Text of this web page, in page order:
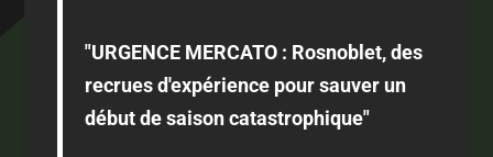
"URGENCE MERCATO : Rosnoblet, des
recrues d'expérience pour sauver un
début de saison catastrophique"